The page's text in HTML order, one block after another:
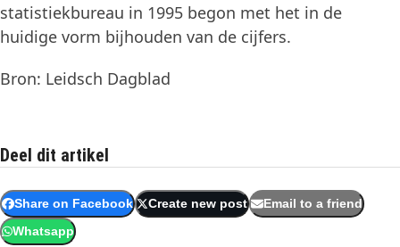
statistiekbureau in 1995 begon met het in de
huidige vorm bijhouden van de cijfers.
Bron: Leidsch Dagblad
Deel dit artikel
Share on Facebook Create new post Email to a friend
Whatsapp